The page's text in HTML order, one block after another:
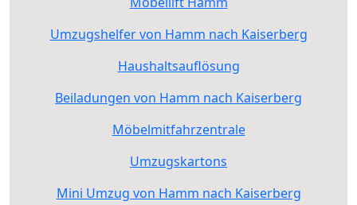
Umzugshelfer von Hamm nach Kaiserberg
Haushaltsauflösung
Beiladungen von Hamm nach Kaiserberg
Möbelmitfahrzentrale
Umzugskartons
Mini Umzug von Hamm nach Kaiserberg